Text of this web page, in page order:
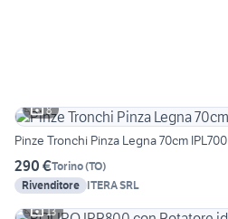
8
Pinze Tronchi Pinza Legna 70cm IPL700
290 €Torino(TO)
Rivenditore ITERA SRL
13